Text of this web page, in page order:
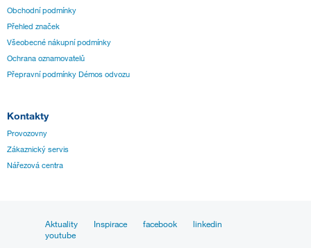
Obchodní podmínky
Přehled značek
Všeobecné nákupní podmínky
Ochrana oznamovatelů
Přepravní podmínky Démos odvozu
Kontakty
Provozovny
Zákaznický servis
Nářezová centra
Aktuality Inspirace facebook
linkedin
youtube